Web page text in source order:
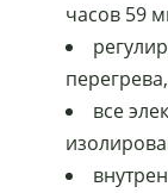
часов 59
перегрева,
все